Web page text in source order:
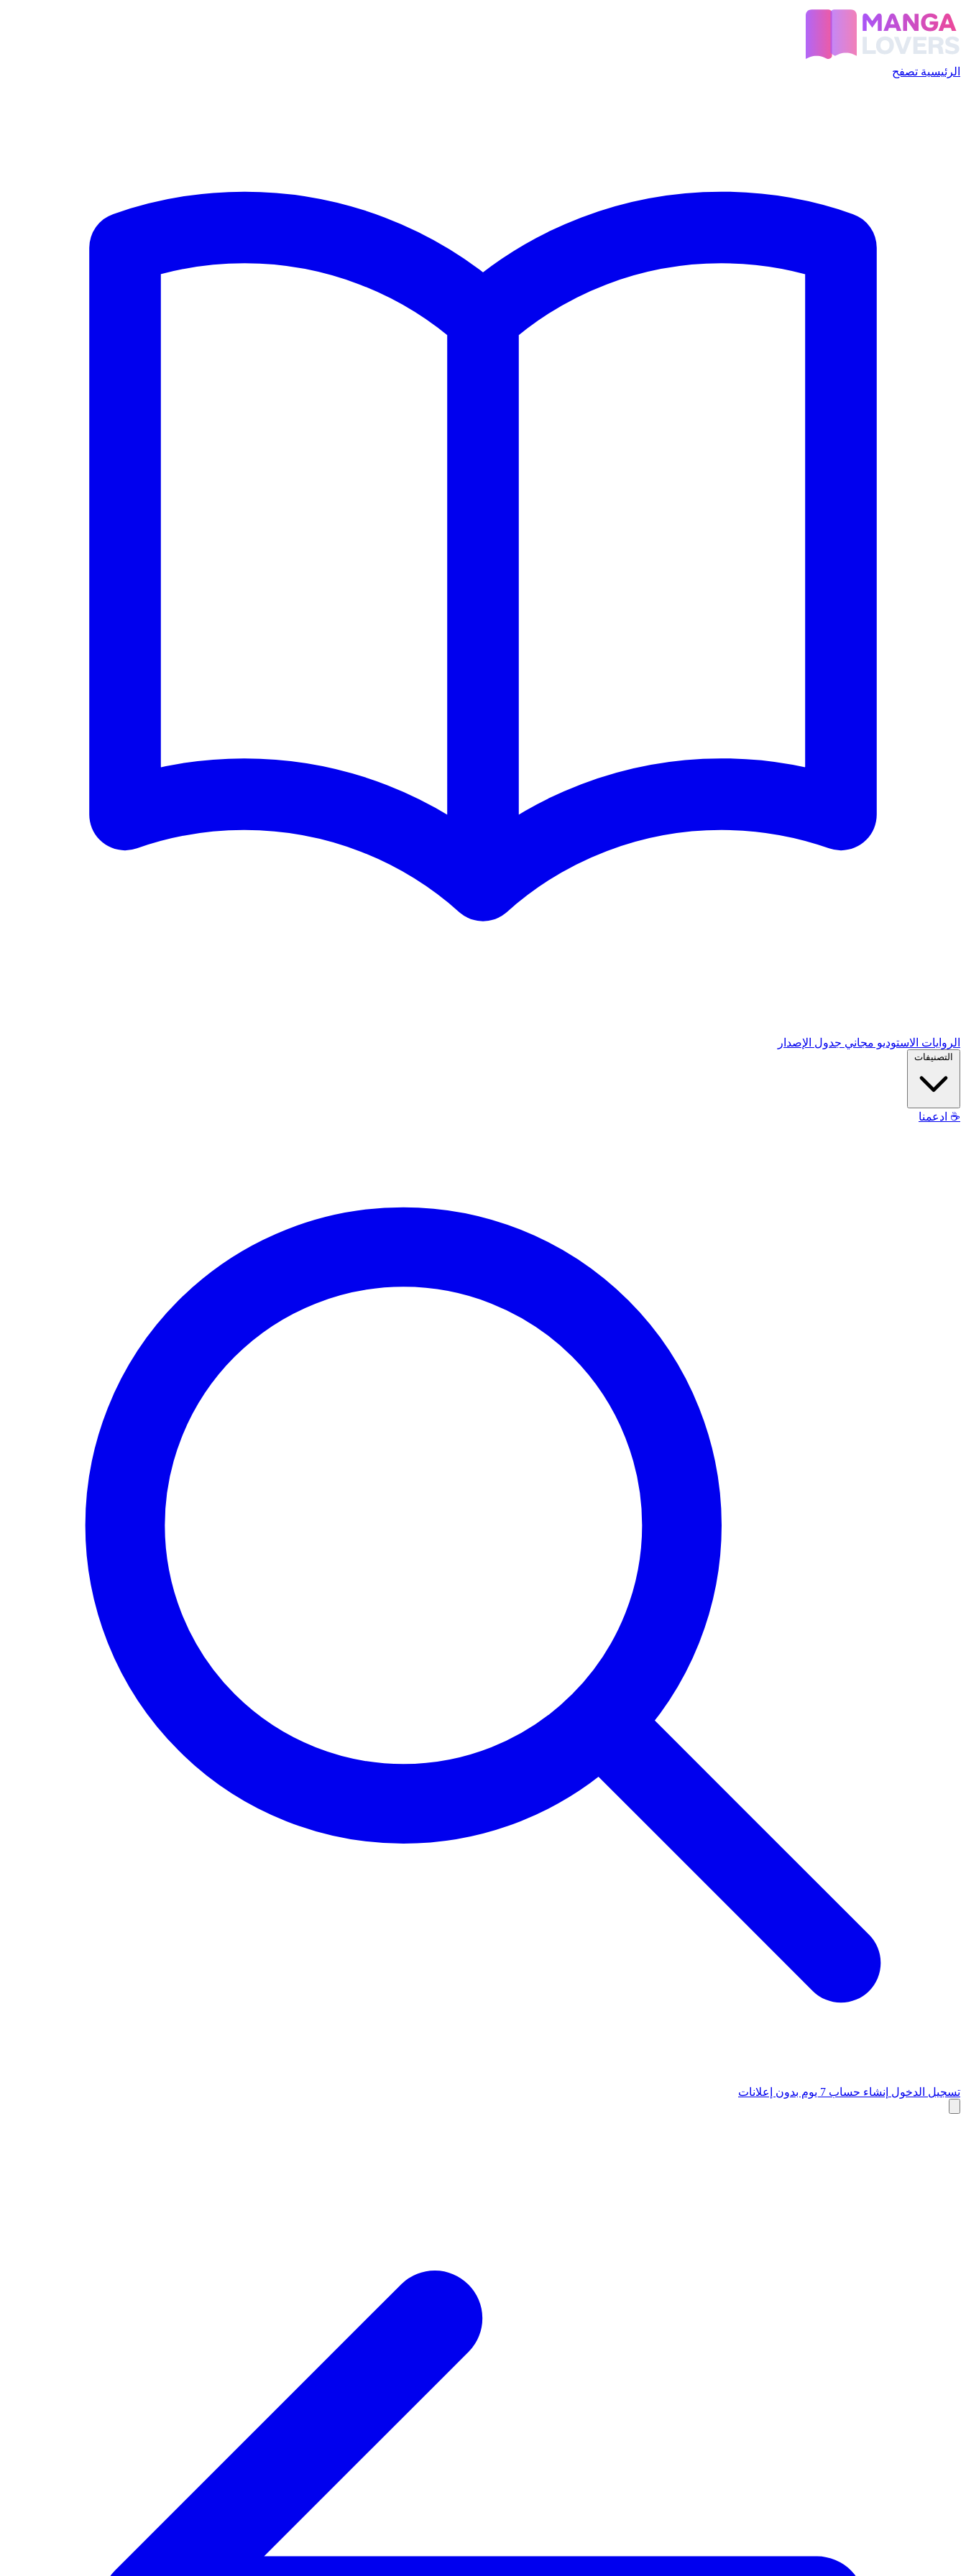
الرئيسية تصفح
الروايات الاستوديو مجاني جدول الإصدار
التصنيفات
☕ ادعمنا
تسجيل الدخول إنشاء حساب 7 يوم بدون إعلانات